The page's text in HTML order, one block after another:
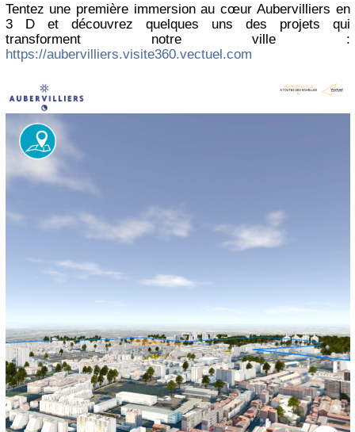
Tentez une première immersion au cœur Aubervilliers en
3 D et découvrez quelques uns des projets qui
transforment notre ville :
https://aubervilliers.visite360.vectuel.com